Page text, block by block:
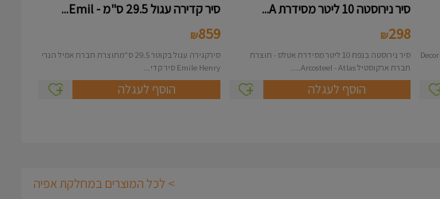
כלי להכנת ביצים עלומות במיקרוגל תוצרת חברת Decor
סיר נירוסטה 10 ליטר מסידרת A...
298
₪
סיר נירוסטה בנפח 10 ליטר מסידרת אטלס - תוצרת
חברת ארקוסטיל Arcosteel - Atlas....
הוסף לעגלה
סיר קדירה עגול 29.5 ס"מ - Emil...
859
₪
סירקגירה עגול בקוטר 29.5 ס"מתוצרת חברת אמיל הנרי
Emile Henry סיר קדי...
הוסף לעגלה
> לכל המוצרים במחלקת אפיה